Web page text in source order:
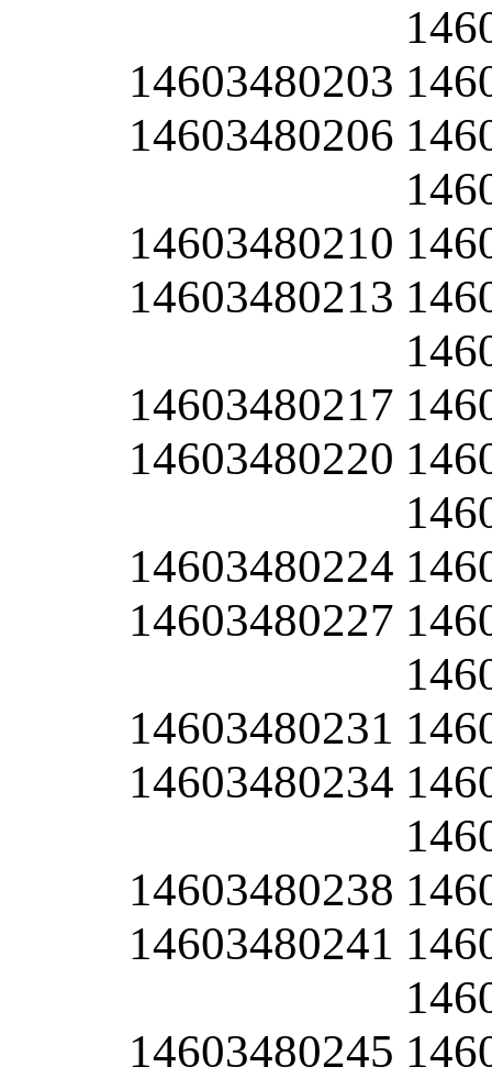
14603480203
14603480206
14603480210
14603480213
14603480217
14603480220
14603480224
14603480227
14603480231
14603480234
14603480238
14603480241
14603480245